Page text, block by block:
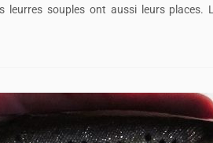
leurres souples ont aussi leurs places.